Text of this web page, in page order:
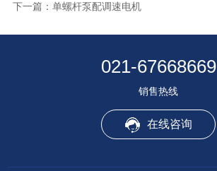
下一篇： 单螺杆泵配调速电机
021-67668669
销售热线
在线咨询